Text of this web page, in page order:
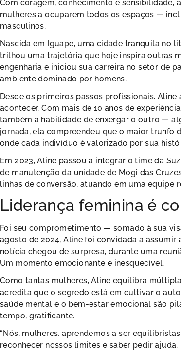
Com coragem, conhecimento e sensibilidade,
mulheres a ocuparem todos os espaços —
masculinos.
Nascida em Iguape, uma cidade tranquila no
trilhou uma trajetória que hoje inspira outras
engenharia e iniciou sua carreira no setor de
ambiente dominado por homens.
Desde os primeiros passos profissionais,
acontecer. Com mais de 10 anos de
também a habilidade de enxergar o outro —
jornada, ela compreendeu que o maior trunfo
onde cada indivíduo é valorizado por sua
Em 2023, Aline passou a integrar o time da
de manutenção da unidade de Mogi das
linhas de conversão, atuando em uma
Liderança feminina é
Foi seu comprometimento — somado à sua
agosto de 2024, Aline foi convidada a
notícia chegou de surpresa, durante uma
Um momento emocionante e inesquecível.
Como tantas mulheres, Aline equilibra
acredita que o segredo está em cultivar o
saúde mental e o bem-estar emocional são
tempo, gratificante.
“Nós, mulheres, aprendemos a ser
reconhecer nossos limites e saber pedir ajuda.